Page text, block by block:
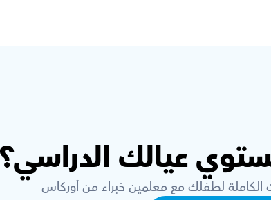
عيالك الدراسي؟
الكاملة لطفلك مع معلمين خبراء من أوركاس